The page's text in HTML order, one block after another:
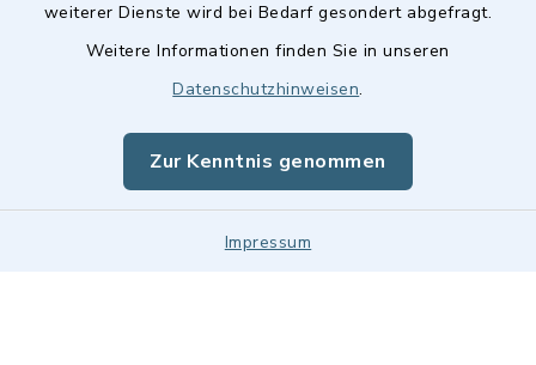
weiterer Dienste wird bei Bedarf gesondert abgefragt.
Weitere Informationen finden Sie in unseren
Datenschutzhinweisen.
Zur Kenntnis genommen
Impressum
Barrierefreiheit
Impressum
Sitemap